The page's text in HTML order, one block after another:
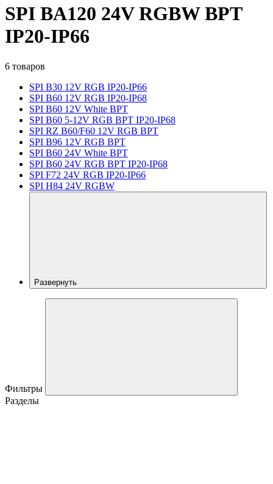
SPI BA120 24V RGBW BPT
IP20-IP66
6 товаров
SPI B30 12V RGB IP20-IP66
SPI B60 12V RGB IP20-IP68
SPI B60 12V White BPT
SPI B60 5-12V RGB BPT IP20-IP68
SPI RZ B60/F60 12V RGB BPT
SPI B96 12V RGB BPT
SPI B60 24V White BPT
SPI B60 24V RGB BPT IP20-IP68
SPI F72 24V RGB IP20-IP66
SPI H84 24V RGBW
Развернуть
Фильтры
Разделы